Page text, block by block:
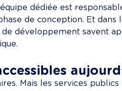
dédiée est
de conception. Et dans
développement savent
Mais les services